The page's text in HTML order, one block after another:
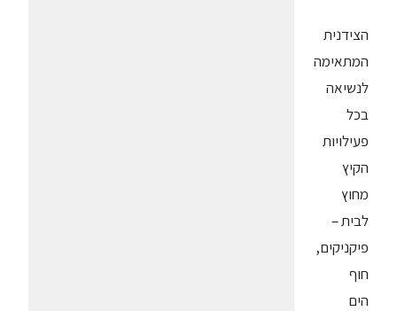
הצידנית
המתאימה
לנשיאה
בכל
פעילויות
הקיץ
מחוץ
לבית –
פיקניקים,
חוף
הים